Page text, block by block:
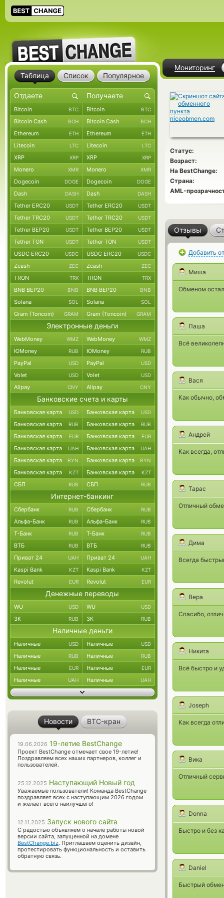
Мониторинг
Статус:
Возраст:
На BestChange:
Страна:
AML-
Отзывы
Добавить
Миша
Обменом
Паша
Всё
Вася
Как обычно,
Андрей
Как всегда,
Тарас
Отличный
Дима
Всегда
Вера
Спасибо,
Никита
Всё быстро и
Joseph
Как всегда
Вика
Отличный
Donna
Быстро и без
Daniel
Быстрый
Таблица Список Популярное
Bitcoin BTC Bitcoin BTC
Bitcoin Cash BCH Bitcoin Cash BCH
Ethereum ETH Ethereum ETH
Litecoin LTC Litecoin LTC
XRP XRP XRP XRP
Monero XMR Monero XMR
Dogecoin DOGE Dogecoin DOGE
Dash DASH Dash DASH
Tether ERC20 USDT Tether ERC20 USDT
Tether TRC20 USDT Tether TRC20 USDT
Tether BEP20 USDT Tether BEP20 USDT
Tether TON USDT Tether TON USDT
USDC ERC20 USDC USDC ERC20 USDC
Zcash ZEC Zcash ZEC
TRON TRX TRON TRX
BNB BEP20 BNB BNB BEP20 BNB
Solana SOL Solana SOL
Gram (Toncoin) GRAM Gram (Toncoin) GRAM
Электронные деньги
WebMoney WMZ WebMoney WMZ
ЮMoney RUB ЮMoney RUB
PayPal USD PayPal USD
Volet USD Volet USD
Alipay CNY Alipay CNY
Банковские счета и карты
Банковская карта USD Банковская карта USD
Банковская карта RUB Банковская карта RUB
Банковская карта EUR Банковская карта EUR
Банковская карта UAH Банковская карта UAH
Банковская карта BYN Банковская карта BYN
Банковская карта KZT Банковская карта KZT
СБП RUB СБП RUB
Интернет-банкинг
Сбербанк RUB Сбербанк RUB
Альфа-Банк RUB Альфа-Банк RUB
Т-Банк RUB Т-Банк RUB
ВТБ RUB ВТБ RUB
Приват 24 UAH Приват 24 UAH
Kaspi Bank KZT Kaspi Bank KZT
Revolut EUR Revolut EUR
Денежные переводы
WU USD WU USD
ЗК RUB ЗК RUB
Наличные деньги
Наличные USD Наличные USD
Наличные RUB Наличные RUB
Наличные EUR Наличные EUR
Наличные UAH Наличные UAH
Новости BTC-кран
19.06.2026 19-летие BestChange
Проект BestChange отмечает свое 19-летие!
Поздравляем всех наших партнеров, коллег и
пользователей.
25.12.2025 Наступающий Новый год
Уважаемые пользователи! Команда BestChange
поздравляет всех с наступающим 2026 годом
и желает всего наилучшего!
12.11.2025 Запуск нового сайта
С радостью объявляем о начале работы новой
версии сайта, запущенной на домене
BestChange.biz. Приглашаем оценить дизайн,
протестировать функциональность и оставить
обратную связь.